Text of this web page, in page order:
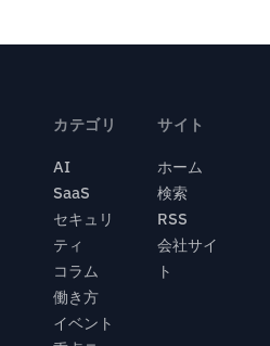
カテゴリ
AI
SaaS
セキュリ
ティ
コラム
働き方
イベント
サイト
ホーム
検索
RSS
会社サイ
ト